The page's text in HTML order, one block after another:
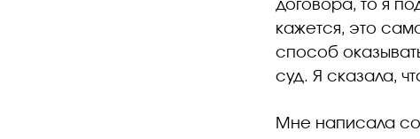
договора, то я
кажется, это
способ
суд. Я сказала,
Мне написала